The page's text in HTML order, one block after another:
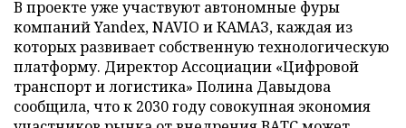
В проекте уже участвуют автономные фуры
компаний Yandex, NAVIO и КАМАЗ, каждая из
которых развивает собственную технологическую
платформу. Директор Ассоциации «Цифровой
транспорт и логистика» Полина Давыдова
сообщила, что к 2030 году совокупная экономия